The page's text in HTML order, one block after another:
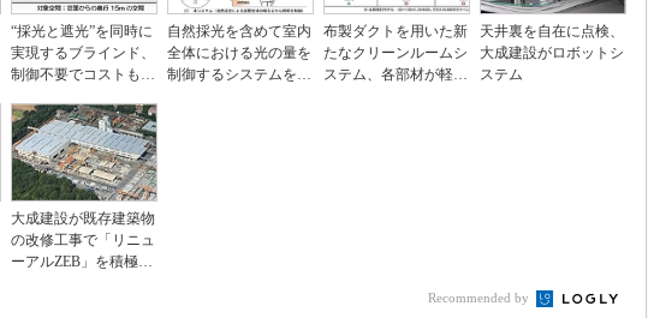
“採光と遮光”を同時に
実現するブラインド、
制御不要でコストも低
自然採光を含めて室内
全体における光の量を
制御するシステムを開
布製ダクトを用いた新
たなクリーンルームシ
ステム、各部材が軽量
天井裏を自在に点検、
大成建設がロボットシ
ステム
大成建設が既存建築物
の改修工事で「リニュ
ーアルZEB」を積極提
Recommended by